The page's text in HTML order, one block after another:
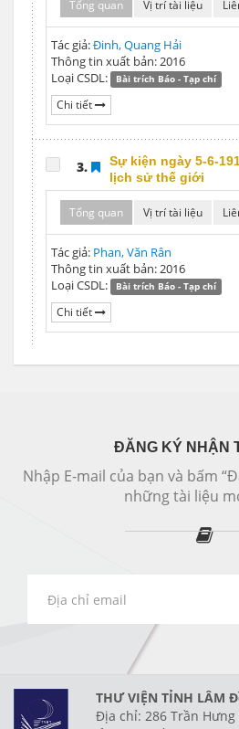
Tổng quan Vị trí tài liệu
Tác giả:Đinh, Quang Hải
Thông tin xuất bản: 2016
Loại CSDL:
Bài trích Báo - Tạp chí
Chi tiết
3.
Sự kiện ngày 5-6-
lịch sử thế giới
Tổng quan Vị trí tài liệu
Tác giả: Phan, Văn Rân
Thông tin xuất bản: 2016
Loại CSDL:
Bài trích Báo - Tạp chí
Chi tiết
ĐĂNG KÝ NHẬN
Nhập E-mail của bạn và bấm
những tài liệu
THƯ VIỆN TỈNH LÂM
Địa chỉ: 286 Trần